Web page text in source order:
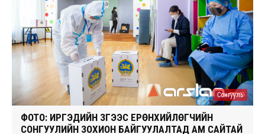
Сонгууль
ФОТО: ИРГЭДИЙН ЗҮГЭЭС ЕРӨНХИЙЛӨГЧИЙН
СОНГУУЛИЙН ЗОХИОН БАЙГУУЛАЛТАД АМ САЙТАЙ